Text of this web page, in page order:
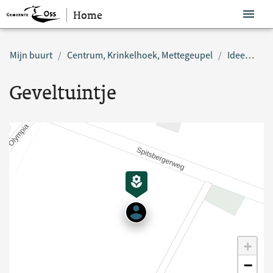
Sla navigatie over
Home
Mijn buurt Centrum, Krinkelhoek, Mettegeupel Idee
Geveltuintje
+
−